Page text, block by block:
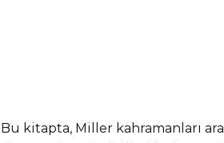
Bu kitapta, Miller kahramanları